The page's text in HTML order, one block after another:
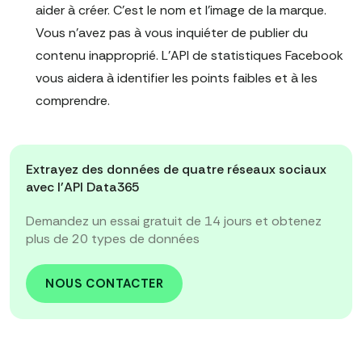
aider à créer. C'est le nom et l'image de la marque.
Vous n'avez pas à vous inquiéter de publier du
contenu inapproprié. L'API de statistiques Facebook
vous aidera à identifier les points faibles et à les
comprendre.
Extrayez des données de quatre réseaux sociaux
avec l'API Data365
Demandez un essai gratuit de 14 jours et obtenez
plus de 20 types de données
NOUS CONTACTER